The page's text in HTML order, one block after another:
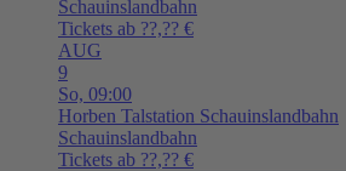
Schauinslandbahn
Tickets ab ??,?? €
AUG
9
So, 09:00
Horben Talstation Schauinslandbahn
Schauinslandbahn
Tickets ab ??,?? €